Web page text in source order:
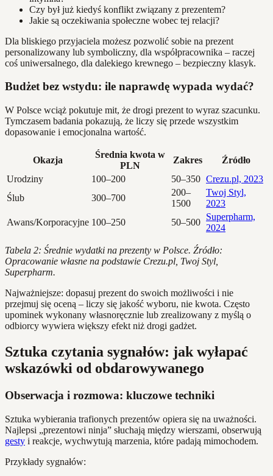
Czy był już kiedyś konflikt związany z prezentem?
Jakie są oczekiwania społeczne wobec tej relacji?
Dla bliskiego przyjaciela możesz pozwolić sobie na prezent
personalizowany lub symboliczny, dla współpracownika – raczej
coś uniwersalnego, dla dalekiego krewnego – bezpieczny klasyk.
Budżet bez wstydu: ile naprawdę wypada wydać?
W Polsce wciąż pokutuje mit, że drogi prezent to wyraz szacunku.
Tymczasem badania pokazują, że liczy się przede wszystkim
dopasowanie i emocjonalna wartość.
Okazja
Średnia kwota w
PLN
Zakres
Źródło
Urodziny
100–200 50–350 Crezu.pl, 2023
Ślub
300–700
200–
1500
Twoj Styl,
2023
Awans/Korporacyjne 100–250 50–500
Superpharm,
2024
Tabela 2: Średnie wydatki na prezenty w Polsce. Źródło:
Opracowanie własne na podstawie Crezu.pl, Twoj Styl,
Superpharm.
Najważniejsze: dopasuj prezent do swoich możliwości i nie
przejmuj się oceną – liczy się jakość wyboru, nie kwota. Często
upominek wykonany własnoręcznie lub zrealizowany z myślą o
odbiorcy wywiera większy efekt niż drogi gadżet.
Sztuka czytania sygnałów: jak wyłapać
wskazówki od obdarowywanego
Obserwacja i rozmowa: kluczowe techniki
Sztuka wybierania trafionych prezentów opiera się na uważności.
Najlepsi „prezentowi ninja” słuchają między wierszami, obserwują
gesty i reakcje, wychwytują marzenia, które padają mimochodem.
Przykłady sygnałów: